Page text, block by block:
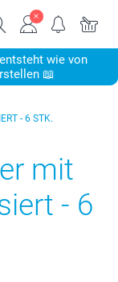
wie von
📖
- 6 STK.
mit
- 6